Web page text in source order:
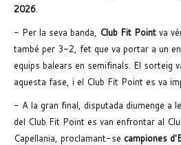
2026
- Per la seva banda,
Club Fit Point va
també per 3-2, fet que va portar a un
equips balears en semifinals. El sorteig
aquesta fase, i el Club Fit Point es va
- A la gran final, disputada diumenge a
del Club Fit Point es van enfrontar al
Capellania, proclamant-se campiones